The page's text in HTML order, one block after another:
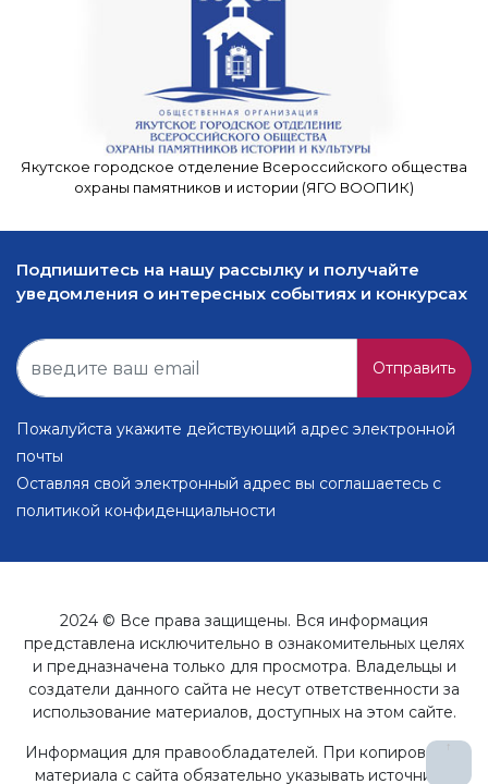
Якутское городское отделение Всероссийского общества
охраны памятников и истории (ЯГО ВООПИК)
Подпишитесь на нашу рассылку и получайте
уведомления о интересных событиях и конкурсах
Отправить
Пожалуйста укажите действующий адрес электронной
почты
Оставляя свой электронный адрес вы соглашаетесь с
политикой конфиденциальности
2024 © Все права защищены. Вся информация
представлена исключительно в ознакомительных целях
и предназначена только для просмотра. Владельцы и
создатели данного сайта не несут ответственности за
использование материалов, доступных на этом сайте.
Информация для правообладателей. При копировании
материала с сайта обязательно указывать источник в
↑